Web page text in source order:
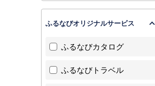
ふるなびオリジナルサービス
ふるなびカタログ
ふるなびトラベル